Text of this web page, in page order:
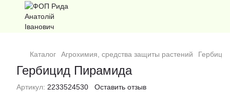
Каталог Агрохимия, средства защиты растений
Гербицид Пирамида
Артикул: 2233524530 Оставить отзыв